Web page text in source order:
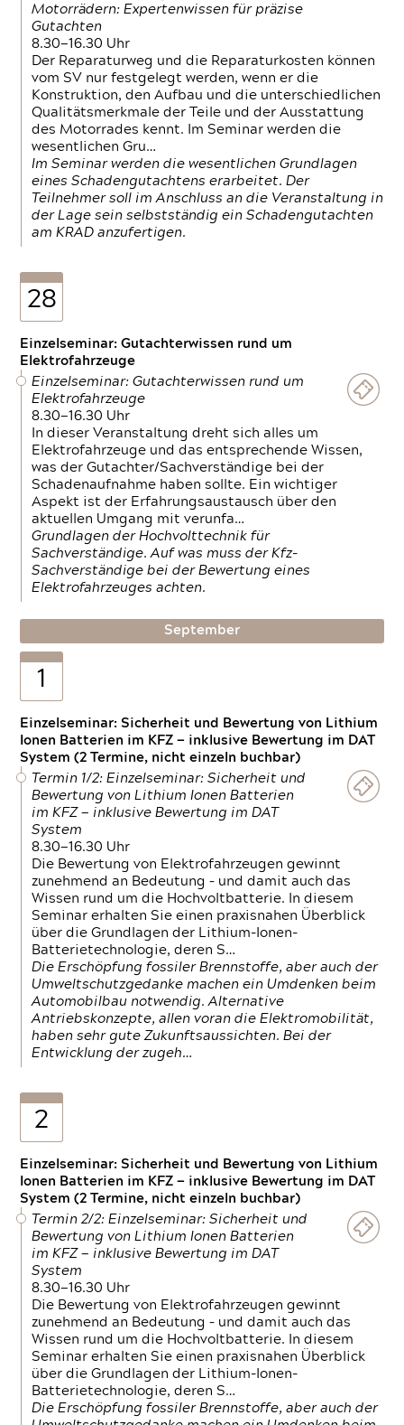
Motorrädern: Expertenwissen für präzise
Gutachten
8.30—16.30 Uhr
Der Reparaturweg und die Reparaturkosten können
vom SV nur festgelegt werden, wenn er die
Konstruktion, den Aufbau und die unterschiedlichen
Qualitätsmerkmale der Teile und der Ausstattung
des Motorrades kennt. Im Seminar werden die
wesentlichen Gru…
Im Seminar werden die wesentlichen Grundlagen
eines Schadengutachtens erarbeitet. Der
Teilnehmer soll im Anschluss an die Veranstaltung in
der Lage sein selbstständig ein Schadengutachten
am KRAD anzufertigen.
28
Einzelseminar: Gutachterwissen rund um
Elektrofahrzeuge
Einzelseminar: Gutachterwissen rund um
Elektrofahrzeuge
8.30—16.30 Uhr
In dieser Veranstaltung dreht sich alles um
Elektrofahrzeuge und das entsprechende Wissen,
was der Gutachter/Sachverständige bei der
Schadenaufnahme haben sollte. Ein wichtiger
Aspekt ist der Erfahrungsaustausch über den
aktuellen Umgang mit verunfa…
Grundlagen der Hochvolttechnik für
Sachverständige. Auf was muss der Kfz-
Sachverständige bei der Bewertung eines
Elektrofahrzeuges achten.
September
1
Einzelseminar: Sicherheit und Bewertung von Lithium
Ionen Batterien im KFZ — inklusive Bewertung im DAT
System (2 Termine, nicht einzeln buchbar)
Termin 1/2: Einzelseminar: Sicherheit und
Bewertung von Lithium Ionen Batterien
im KFZ — inklusive Bewertung im DAT
System
8.30—16.30 Uhr
Die Bewertung von Elektrofahrzeugen gewinnt
zunehmend an Bedeutung – und damit auch das
Wissen rund um die Hochvoltbatterie. In diesem
Seminar erhalten Sie einen praxisnahen Überblick
über die Grundlagen der Lithium-Ionen-
Batterietechnologie, deren S…
Die Erschöpfung fossiler Brennstoffe, aber auch der
Umweltschutzgedanke machen ein Umdenken beim
Automobilbau notwendig. Alternative
Antriebskonzepte, allen voran die Elektromobilität,
haben sehr gute Zukunftsaussichten. Bei der
Entwicklung der zugeh…
2
Einzelseminar: Sicherheit und Bewertung von Lithium
Ionen Batterien im KFZ — inklusive Bewertung im DAT
System (2 Termine, nicht einzeln buchbar)
Termin 2/2: Einzelseminar: Sicherheit und
Bewertung von Lithium Ionen Batterien
im KFZ — inklusive Bewertung im DAT
System
8.30—16.30 Uhr
Die Bewertung von Elektrofahrzeugen gewinnt
zunehmend an Bedeutung – und damit auch das
Wissen rund um die Hochvoltbatterie. In diesem
Seminar erhalten Sie einen praxisnahen Überblick
über die Grundlagen der Lithium-Ionen-
Batterietechnologie, deren S…
Die Erschöpfung fossiler Brennstoffe, aber auch der